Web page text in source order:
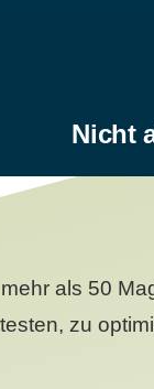
Nicht
als 50
zu